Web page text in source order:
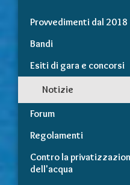
Provvedimenti dal 2018
Bandi
Esiti di gara e concorsi
Notizie
Forum
Regolamenti
Contro la
dell'acqua